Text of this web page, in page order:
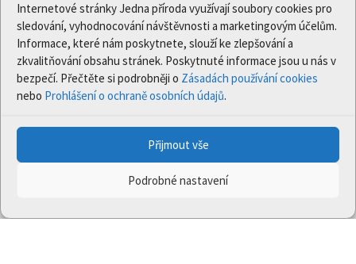
Internetové stránky Jedna příroda využívají soubory cookies pro
sledování, vyhodnocování návštěvnosti a marketingovým účelům.
Informace, které nám poskytnete, slouží ke zlepšování a
zkvalitňování obsahu stránek. Poskytnuté informace jsou u nás v
bezpečí. Přečtěte si podrobněji o Zásadách používání cookies
nebo Prohlášení o ochraně osobních údajů.
Přijmout vše
Podrobné nastavení